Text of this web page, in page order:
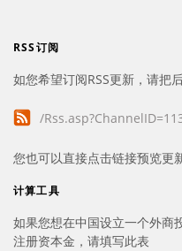
RSS订阅
如您希望订阅RSS更新，请把
/
您也可以直接点击链接预览更
计算工具
如果您想在中国设立一个外商
注册资本金，请填写此表